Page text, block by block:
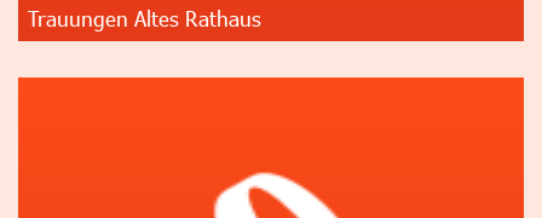
Trauungen Altes Rathaus